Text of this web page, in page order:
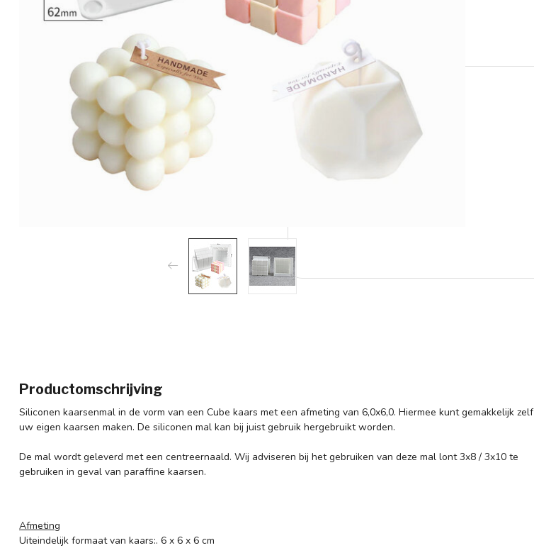
Productomschrijving
Siliconen kaarsenmal in de vorm van een Cube kaars met een afmeting van 6,0x6,0. Hiermee kunt gemakkelijk zelf
uw eigen kaarsen maken. De siliconen mal kan bij juist gebruik hergebruikt worden.
De mal wordt geleverd met een centreernaald. Wij adviseren bij het gebruiken van deze mal lont 3x8 / 3x10 te
gebruiken in geval van paraffine kaarsen.
Afmeting
Uiteindelijk formaat van kaars:. 6 x 6 x 6 cm